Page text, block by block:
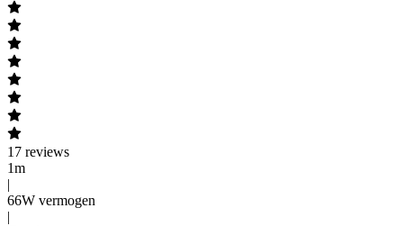
17 reviews
1m
|
66W vermogen
|